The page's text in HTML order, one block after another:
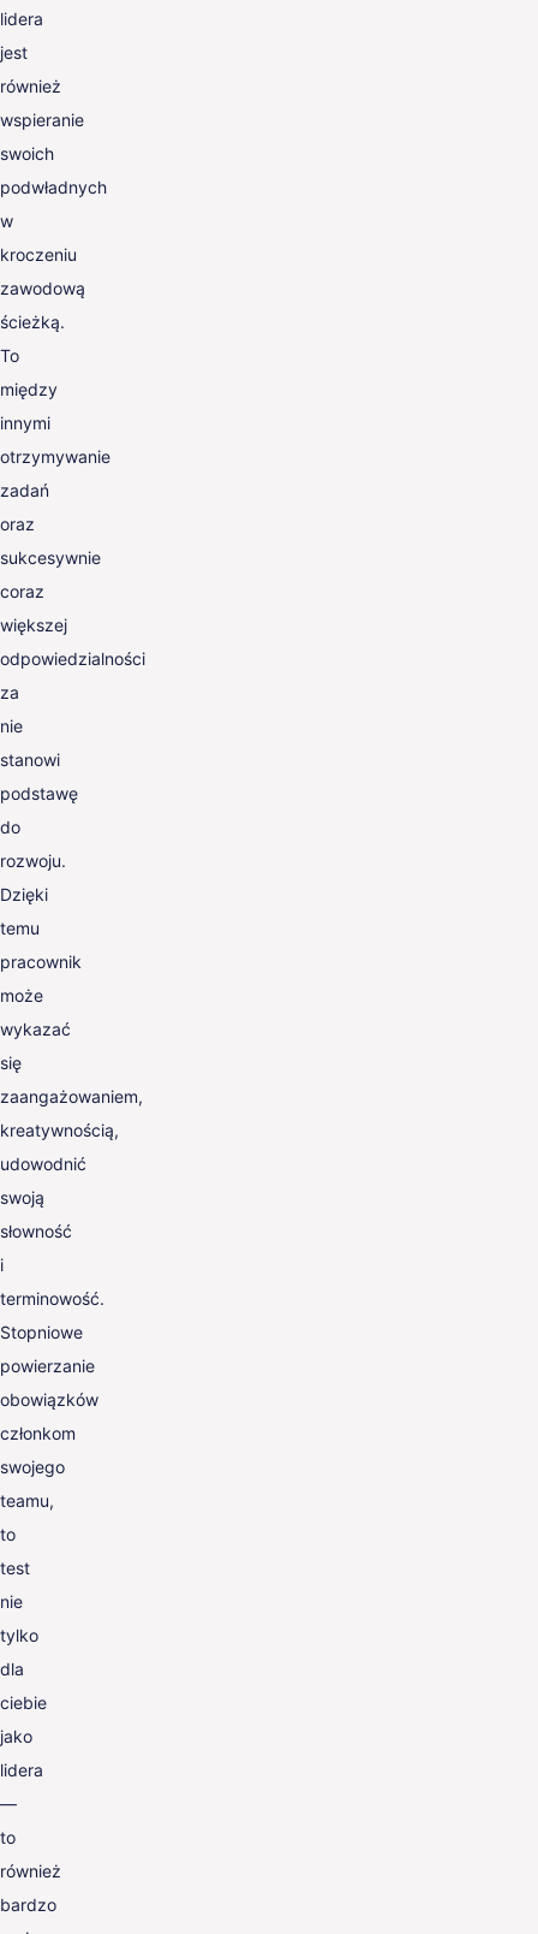
lidera
jest
również
wspieranie
swoich
podwładnych
w
kroczeniu
zawodową
ścieżką.
To
między
innymi
otrzymywanie
zadań
oraz
sukcesywnie
coraz
większej
odpowiedzialności
za
nie
stanowi
podstawę
do
rozwoju.
Dzięki
temu
pracownik
może
wykazać
się
zaangażowaniem,
kreatywnością,
udowodnić
swoją
słowność
i
terminowość.
Stopniowe
powierzanie
obowiązków
członkom
swojego
teamu,
to
test
nie
tylko
dla
ciebie
jako
lidera
—
to
również
bardzo